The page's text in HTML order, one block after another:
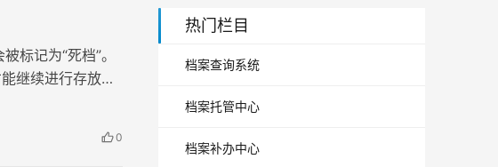
标记为“死档”。
继续进行存放和
0
热门栏目
档案查询系统
档案托管中心
档案补办中心